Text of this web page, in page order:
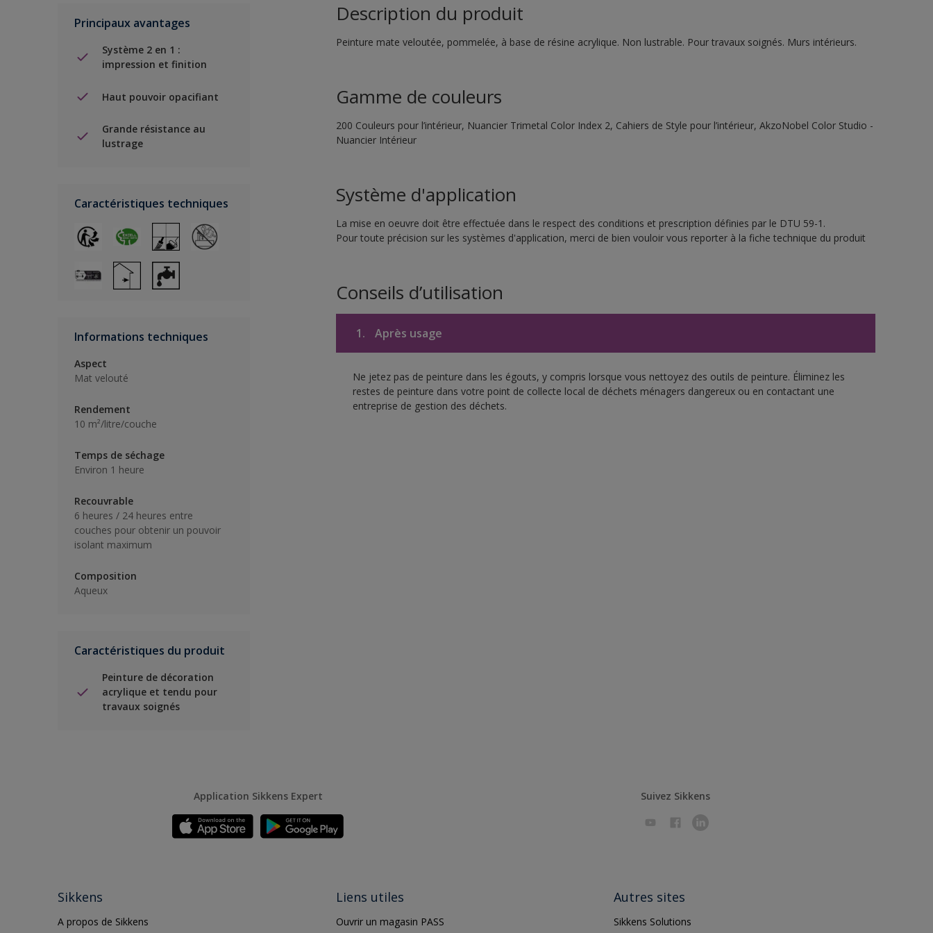
Principaux avantages
Système 2 en 1 :
impression et finition
Haut pouvoir opacifiant
Grande résistance au
lustrage
Caractéristiques techniques
Informations techniques
Aspect
Mat velouté
Rendement
10 m²/litre/couche
Temps de séchage
Environ 1 heure
Recouvrable
6 heures / 24 heures entre
couches pour obtenir un pouvoir
isolant maximum
Composition
Aqueux
Caractéristiques du produit
Peinture de décoration
acrylique et tendu pour
travaux soignés
Description du produit
Peinture mate veloutée, pommelée, à base de résine acrylique. Non lustrable. Pour travaux soignés. Murs intérieurs.
Gamme de couleurs
200 Couleurs pour l’intérieur, Nuancier Trimetal Color Index 2, Cahiers de Style pour l’intérieur, AkzoNobel Color Studio -
Nuancier Intérieur
Système d'application
La mise en oeuvre doit être effectuée dans le respect des conditions et prescription définies par le DTU 59-1.
Pour toute précision sur les systèmes d'application, merci de bien vouloir vous reporter à la fiche technique du produit
Conseils d’utilisation
1. Après usage
Ne jetez pas de peinture dans les égouts, y compris lorsque vous nettoyez des outils de peinture. Éliminez les
restes de peinture dans votre point de collecte local de déchets ménagers dangereux ou en contactant une
entreprise de gestion des déchets.
Application Sikkens Expert Suivez Sikkens
Sikkens
A propos de Sikkens
Liens utiles
Ouvrir un magasin PASS
Autres sites
Sikkens Solutions